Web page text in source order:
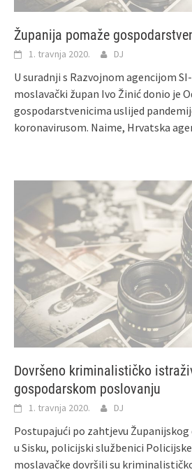
Županija pomaže
1. travnja 2020. DJ
U suradnji s Razvojnom agencijom
moslavački župan Ivo Žinić donio je
gospodarstvenicima uslijed
koronavirusom. Naime, Hrvatska
Dovršeno kriminalističko
gospodarskom poslovanju
1. travnja 2020. DJ
Postupajući po zahtjevu
u Sisku, policijski službenici
moslavačke dovršili su